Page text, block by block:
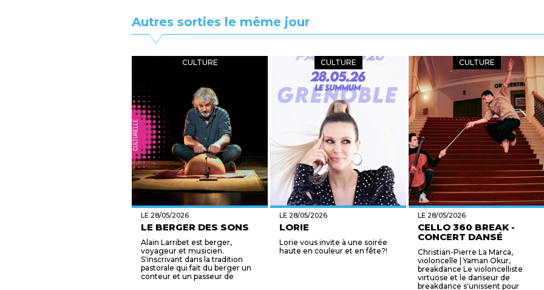
Autres sorties le même jour
CULTURE
LE 28/05/2026
LE BERGER DES SONS
Alain Larribet est berger,
voyageur et musicien.
S'inscrivant dans la tradition
pastorale qui fait du berger un
conteur et un passeur de
CULTURE
LE 28/05/2026
LORIE
Lorie vous invite à une soirée
haute en couleur et en fête?!
CULTURE
LE 28/05/2026
CELLO 360 BREAK -
CONCERT DANSÉ
Christian-Pierre La Marca,
violoncelle | Yaman Okur,
breakdance Le violoncelliste
virtuose et le danseur de
breakdance s'unissent pour